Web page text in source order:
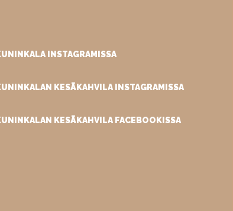
INSTAGRAMISSA
KESÄKAHVILA INSTAGRAMISSA
KESÄKAHVILA FACEBOOKISSA